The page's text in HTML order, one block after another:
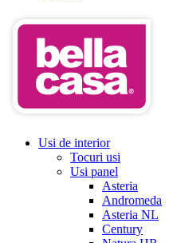
Usi de interior
Tocuri usi
Usi panel
Asteria
Andromeda
Asteria NL
Century